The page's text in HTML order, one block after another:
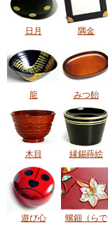
日月 隅金
龍 みつ飴
木目 縁錫蒔絵
遊び心
螺鈿（らで